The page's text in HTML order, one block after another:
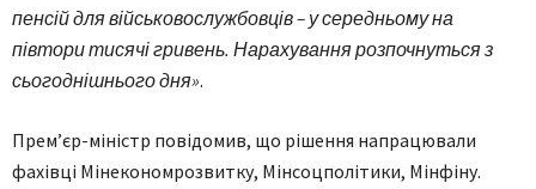
пенсій для військовослужбовців – у середньому на
півтори тисячі гривень. Нарахування розпочнуться з
сьогоднішнього дня».
Прем’єр-міністр повідомив, що рішення напрацювали
фахівці Мінекономрозвитку, Мінсоцполітики, Мінфіну.